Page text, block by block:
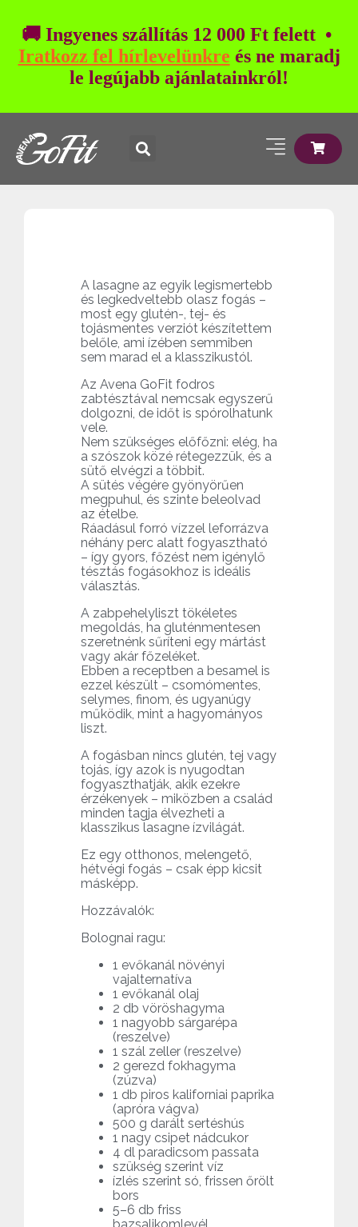
🚚 Ingyenes szállítás 12 000 Ft felett •
Iratkozz fel hírlevelünkre és ne maradj
le legújabb ajánlatainkról!
A lasagne az egyik legismertebb
és legkedveltebb olasz fogás –
most egy glutén-, tej- és
tojásmentes verziót készítettem
belőle, ami ízében semmiben
sem marad el a klasszikustól.
Az Avena GoFit fodros
zabtésztával nemcsak egyszerű
dolgozni, de időt is spórolhatunk
vele.
Nem szükséges előfőzni: elég, ha
a szószok közé rétegezzük, és a
sütő elvégzi a többit.
A sütés végére gyönyörűen
megpuhul, és szinte beleolvad
az ételbe.
Ráadásul forró vízzel leforrázva
néhány perc alatt fogyasztható
– így gyors, főzést nem igénylő
tésztás fogásokhoz is ideális
választás.
A zabpehelyliszt tökéletes
megoldás, ha gluténmentesen
szeretnénk sűríteni egy mártást
vagy akár főzeléket.
Ebben a receptben a besamel is
ezzel készült – csomómentes,
selymes, finom, és ugyanúgy
működik, mint a hagyományos
liszt.
A fogásban nincs glutén, tej vagy
tojás, így azok is nyugodtan
fogyaszthatják, akik ezekre
érzékenyek – miközben a család
minden tagja élvezheti a
klasszikus lasagne ízvilágát.
Ez egy otthonos, melengető,
hétvégi fogás – csak épp kicsit
másképp.
Hozzávalók:
Bolognai ragu:
1 evőkanál növényi
vajalternatíva
1 evőkanál olaj
2 db vöröshagyma
1 nagyobb sárgarépa
(reszelve)
1 szál zeller (reszelve)
2 gerezd fokhagyma
(zúzva)
1 db piros kaliforniai paprika
(apróra vágva)
500 g darált sertéshús
1 nagy csipet nádcukor
4 dl paradicsom passata
szükség szerint víz
ízlés szerint só, frissen őrölt
bors
5–6 db friss